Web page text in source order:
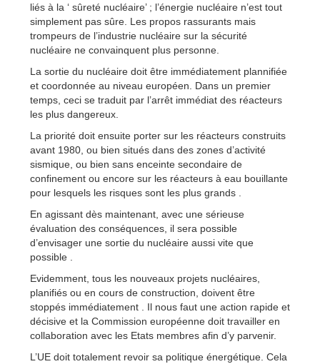
liés à la ‘ sûreté nucléaire’ ; l’énergie nucléaire n’est tout
simplement pas sûre. Les propos rassurants mais
trompeurs de l’industrie nucléaire sur la sécurité
nucléaire ne convainquent plus personne.
La sortie du nucléaire doit être immédiatement plannifiée
et coordonnée au niveau européen. Dans un premier
temps, ceci se traduit par l’arrêt immédiat des réacteurs
les plus dangereux.
La priorité doit ensuite porter sur les réacteurs construits
avant 1980, ou bien situés dans des zones d’activité
sismique, ou bien sans enceinte secondaire de
confinement ou encore sur les réacteurs à eau bouillante
pour lesquels les risques sont les plus grands .
En agissant dès maintenant, avec une sérieuse
évaluation des conséquences, il sera possible
d’envisager une sortie du nucléaire aussi vite que
possible .
Evidemment, tous les nouveaux projets nucléaires,
planifiés ou en cours de construction, doivent être
stoppés immédiatement . Il nous faut une action rapide et
décisive et la Commission européenne doit travailler en
collaboration avec les Etats membres afin d’y parvenir.
L’UE doit totalement revoir sa politique énergétique. Cela